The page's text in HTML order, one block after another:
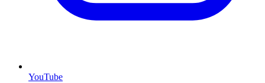
YouTube